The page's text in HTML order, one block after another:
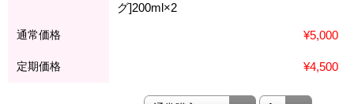
グ]200ml×2
通常価格 ¥5,000
定期価格 ¥4,500